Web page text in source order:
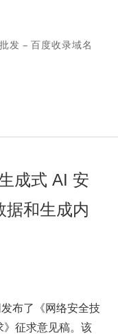
发 – 百度收录域名
成式 AI 安
据和生成内
布了《网络安全技
》征求意见稿。该